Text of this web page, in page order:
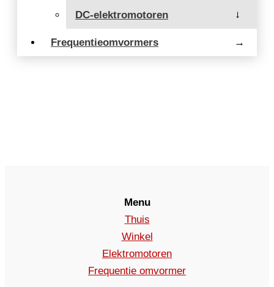
DC-elektromotoren →
Frequentieomvormers →
Menu
Thuis
Winkel
Elektromotoren
Frequentie omvormer